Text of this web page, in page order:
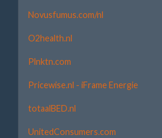
Novusfumus.com/nl
O2health.nl
Plnktn.com
Pricewise.nl - iFrame Energie
totaalBED.nl
UnitedConsumers.com